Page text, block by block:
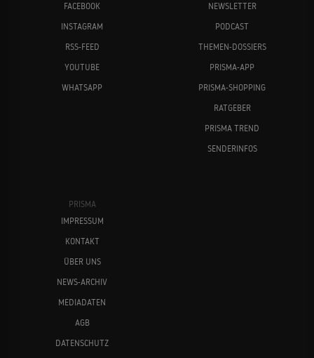
FACEBOOK
INSTAGRAM
RSS-FEED
YOUTUBE
WHATSAPP
NEWSLETTER
PODCAST
THEMEN-DOSSIERS
PRISMA-APP
PRISMA-SHOPPING
RATGEBER
PRISMA TREND
SENDERINFOS
PRISMA
IMPRESSUM
KONTAKT
ÜBER UNS
NEWS-ARCHIV
MEDIADATEN
AGB
DATENSCHUTZ